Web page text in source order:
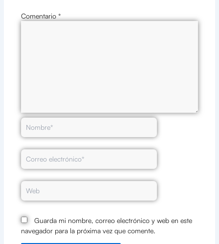
Comentario *
Nombre*
Correo
electrónico*
Web
Guarda mi nombre, correo electrónico y web en este
navegador para la próxima vez que comente.